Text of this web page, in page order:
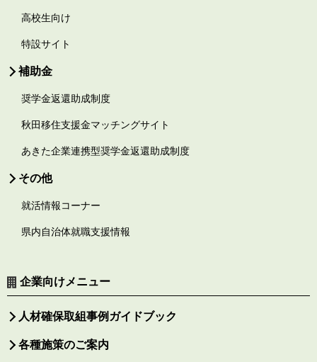
高校生向け
特設サイト
補助金
奨学金返還助成制度
秋田移住支援金マッチングサイト
あきた企業連携型奨学金返還助成制度
その他
就活情報コーナー
県内自治体就職支援情報
企業向けメニュー
人材確保取組事例ガイドブック
各種施策のご案内